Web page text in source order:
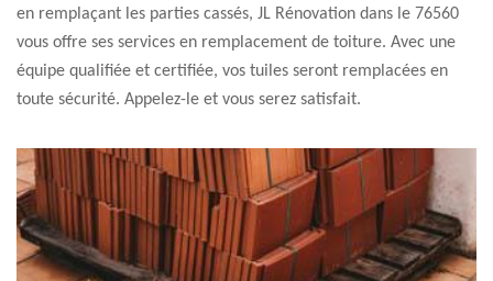
en remplaçant les parties cassés, JL Rénovation dans le 76560
vous offre ses services en remplacement de toiture. Avec une
équipe qualifiée et certifiée, vos tuiles seront remplacées en
toute sécurité. Appelez-le et vous serez satisfait.